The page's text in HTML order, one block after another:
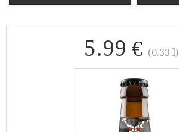
5.99 € (0.33 l)